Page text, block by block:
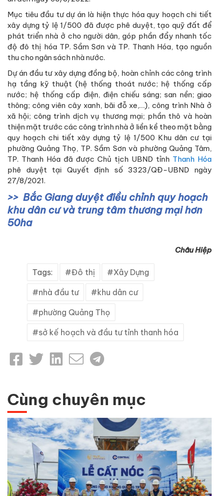
Mục tiêu đầu tư dự án là hiện thực hóa quy hoạch chi tiết
xây dựng tỷ lệ 1/500 đã được phê duyệt, tạo quỹ đất để
phát triển nhà ở cho người dân, góp phần đẩy nhanh tốc
độ đô thị hóa TP. Sầm Sơn và TP. Thanh Hóa, tạo nguồn
thu cho ngân sách nhà nước.
Dự án đầu tư xây dựng đồng bộ, hoàn chỉnh các công trình
hạ tầng kỹ thuật (hệ thống thoát nước; hệ thống cấp
nước; hệ thống cấp điện, điện chiếu sáng; san nền; giao
thông; công viên cây xanh, bãi đỗ xe,…), công trình Nhà ở
xã hội; công trình dịch vụ thương mại; phần thô và hoàn
thiện mặt trước các công trình nhà ở liền kề theo mặt bằng
quy hoạch chi tiết xây dựng tỷ lệ 1/500 Khu dân cư tại
phường Quảng Thọ, TP. Sầm Sơn và phường Quảng Tâm,
TP. Thanh Hóa đã được Chủ tịch UBND tỉnh Thanh Hóa
phê duyệt tại Quyết định số 3323/QĐ-UBND ngày
27/8/2021.
Bắc Giang duyệt điều chỉnh quy hoạch
khu dân cư và trung tâm thương mại hơn
50ha
Châu Hiệp
Tags: Đô thị Xây Dựng
nhà đầu tư khu dân cư
phường Quảng Thọ
sở kế hoạch và đầu tư tỉnh thanh hóa
Cùng chuyên mục